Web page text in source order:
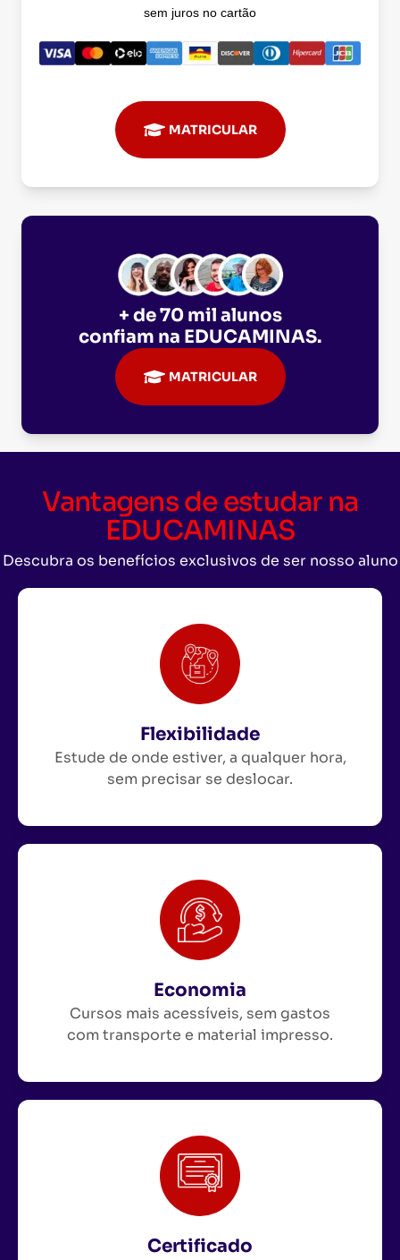
sem juros no cartão
MATRICULAR
+ de 70 mil alunos
confiam na EDUCAMINAS.
MATRICULAR
Vantagens de estudar na
EDUCAMINAS
Descubra os benefícios exclusivos de ser nosso aluno
Flexibilidade
Estude de onde estiver, a qualquer hora,
sem precisar se deslocar.
Economia
Cursos mais acessíveis, sem gastos
com transporte e material impresso.
Certificado